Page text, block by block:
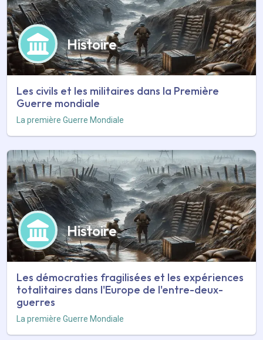
Histoire
Les civils et les militaires dans la Première
Guerre mondiale
La première Guerre Mondiale
Histoire
Les démocraties fragilisées et les expériences
totalitaires dans l'Europe de l'entre-deux-
guerres
La première Guerre Mondiale